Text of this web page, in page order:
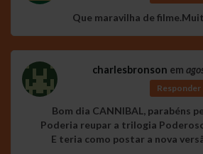
Que maravilha de
charlesbronson em
Responder
Bom dia CANNIBAL, parabéns
Poderia reupar a trilogia
E teria como postar a nova